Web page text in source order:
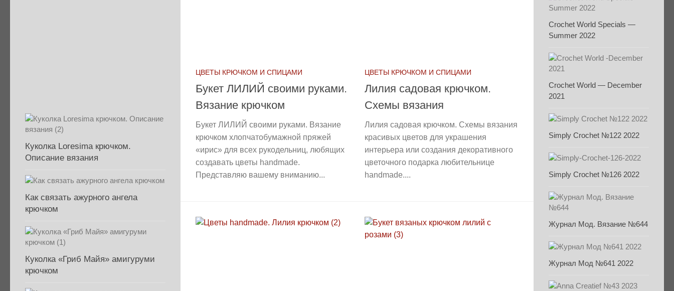
ЦВЕТЫ КРЮЧКОМ И СПИЦАМИ
Букет ЛИЛИЙ своими руками.
Вязание крючком
Букет ЛИЛИЙ своими руками. Вязание
крючком хлопчатобумажной пряжей
«ирис» для всех рукодельниц, любящих
создавать цветы handmade.
Представляю вашему вниманию...
ЦВЕТЫ КРЮЧКОМ И СПИЦАМИ
Лилия садовая крючком.
Схемы вязания
Лилия садовая крючком. Схемы вязания
красивых цветов для украшения
интерьера или создания декоративного
цветочного подарка любительнице
handmade....
Куколка Loresima крючком.
Описание вязания
Как связать ажурного ангела
крючком
Куколка «Гриб Майя» амигуруми
крючком
Crochet World Specials —
Summer 2022
Crochet World — December
2021
Simply Crochet №122 2022
Simply Crochet №126 2022
Журнал Мод. Вязание №644
Журнал Мод №641 2022